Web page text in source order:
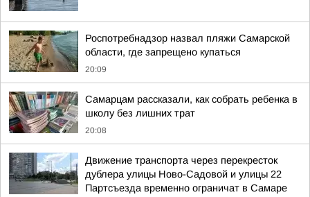
Роспотребнадзор назвал пляжи Самарской
области, где запрещено купаться
20:09
Самарцам рассказали, как собрать ребенка в
школу без лишних трат
20:08
Движение транспорта через перекресток
дублера улицы Ново-Садовой и улицы 22
Партсъезда временно ограничат в Самаре